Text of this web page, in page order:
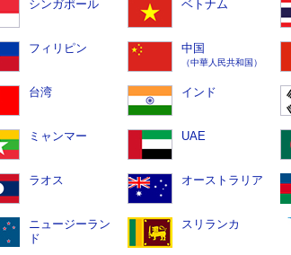
シンガポール ベトナム
フィリピン 中国
（中華人民共和国）
台湾 インド
ミャンマー UAE
ラオス オーストラリア
ニュージーラン
ド
スリランカ